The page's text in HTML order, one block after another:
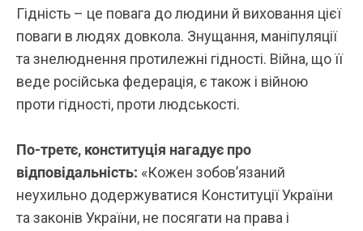
Гідність – це повага до людини й виховання цієї
поваги в людях довкола. Знущання, маніпуляції
та знелюднення протилежні гідності. Війна, що її
веде російська федерація, є також і війною
проти гідності, проти людськості.
По-третє, конституція нагадує про
відповідальність: «Кожен зобов’язаний
неухильно додержуватися Конституції України
та законів України, не посягати на права і